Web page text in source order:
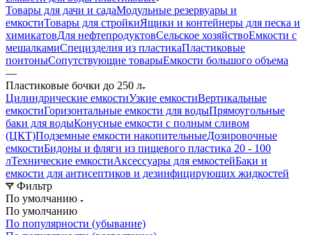
Товары для дачи и садаМодульные резервуары и
емкостиТовары для стройкиЯщики и контейнеры для песка и
химикатовДля нефтепродуктовСельское хозяйствоЕмкости с
мешалкамиСпецизделия из пластикаПластиковые
понтоныСопутствующие товарыЕмкости большого объема
—
Пластиковые бочки до 250 л
Цилиндрические емкостиУзкие емкостиВертикальные
емкостиГоризонтальные емкости для водыПрямоугольные
баки для водыКонусные емкости с полным сливом
(ЦКТ)Подземные емкости накопительныеДозировочные
емкостиБидоны и фляги из пищевого пластика 20 - 100
лТехнические емкостиАксессуары для емкостейБаки и
емкости для антисептиков и дезинфицирующих жидкостей
Фильтр
По умолчанию
По умолчанию
По популярности (убывание)